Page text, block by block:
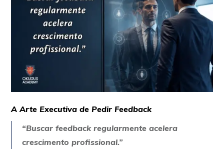
A Arte Executiva de Pedir Feedback
“Buscar feedback regularmente acelera
crescimento profissional.”